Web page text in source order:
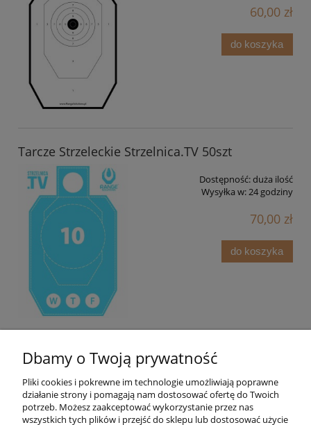
60,00 zł
do koszyka
Tarcze Strzeleckie Strzelnica.TV 50szt
Dostępność:duża ilość
Wysyłka w:24 godziny
70,00 zł
do koszyka
Dbamy o Twoją prywatność
Pliki cookies i pokrewne im technologie umożliwiają poprawne
działanie strony i pomagają nam dostosować ofertę do Twoich
potrzeb. Możesz zaakceptować wykorzystanie przez nas
wszystkich tych plików i przejść do sklepu lub dostosować użycie